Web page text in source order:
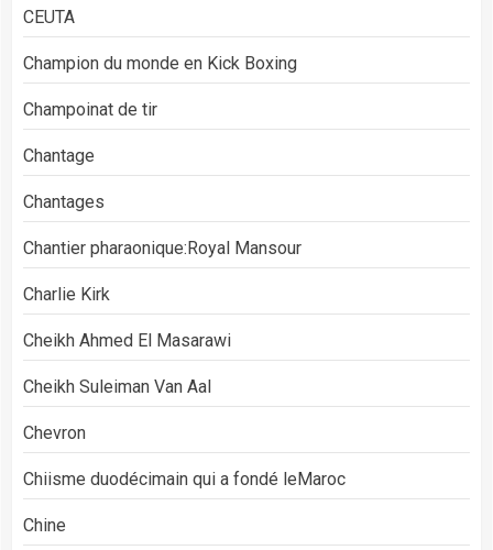
CEUTA
Champion du monde en Kick Boxing
Champoinat de tir
Chantage
Chantages
Chantier pharaonique:Royal Mansour
Charlie Kirk
Cheikh Ahmed El Masarawi
Cheikh Suleiman Van Aal
Chevron
Chiisme duodécimain qui a fondé leMaroc
Chine